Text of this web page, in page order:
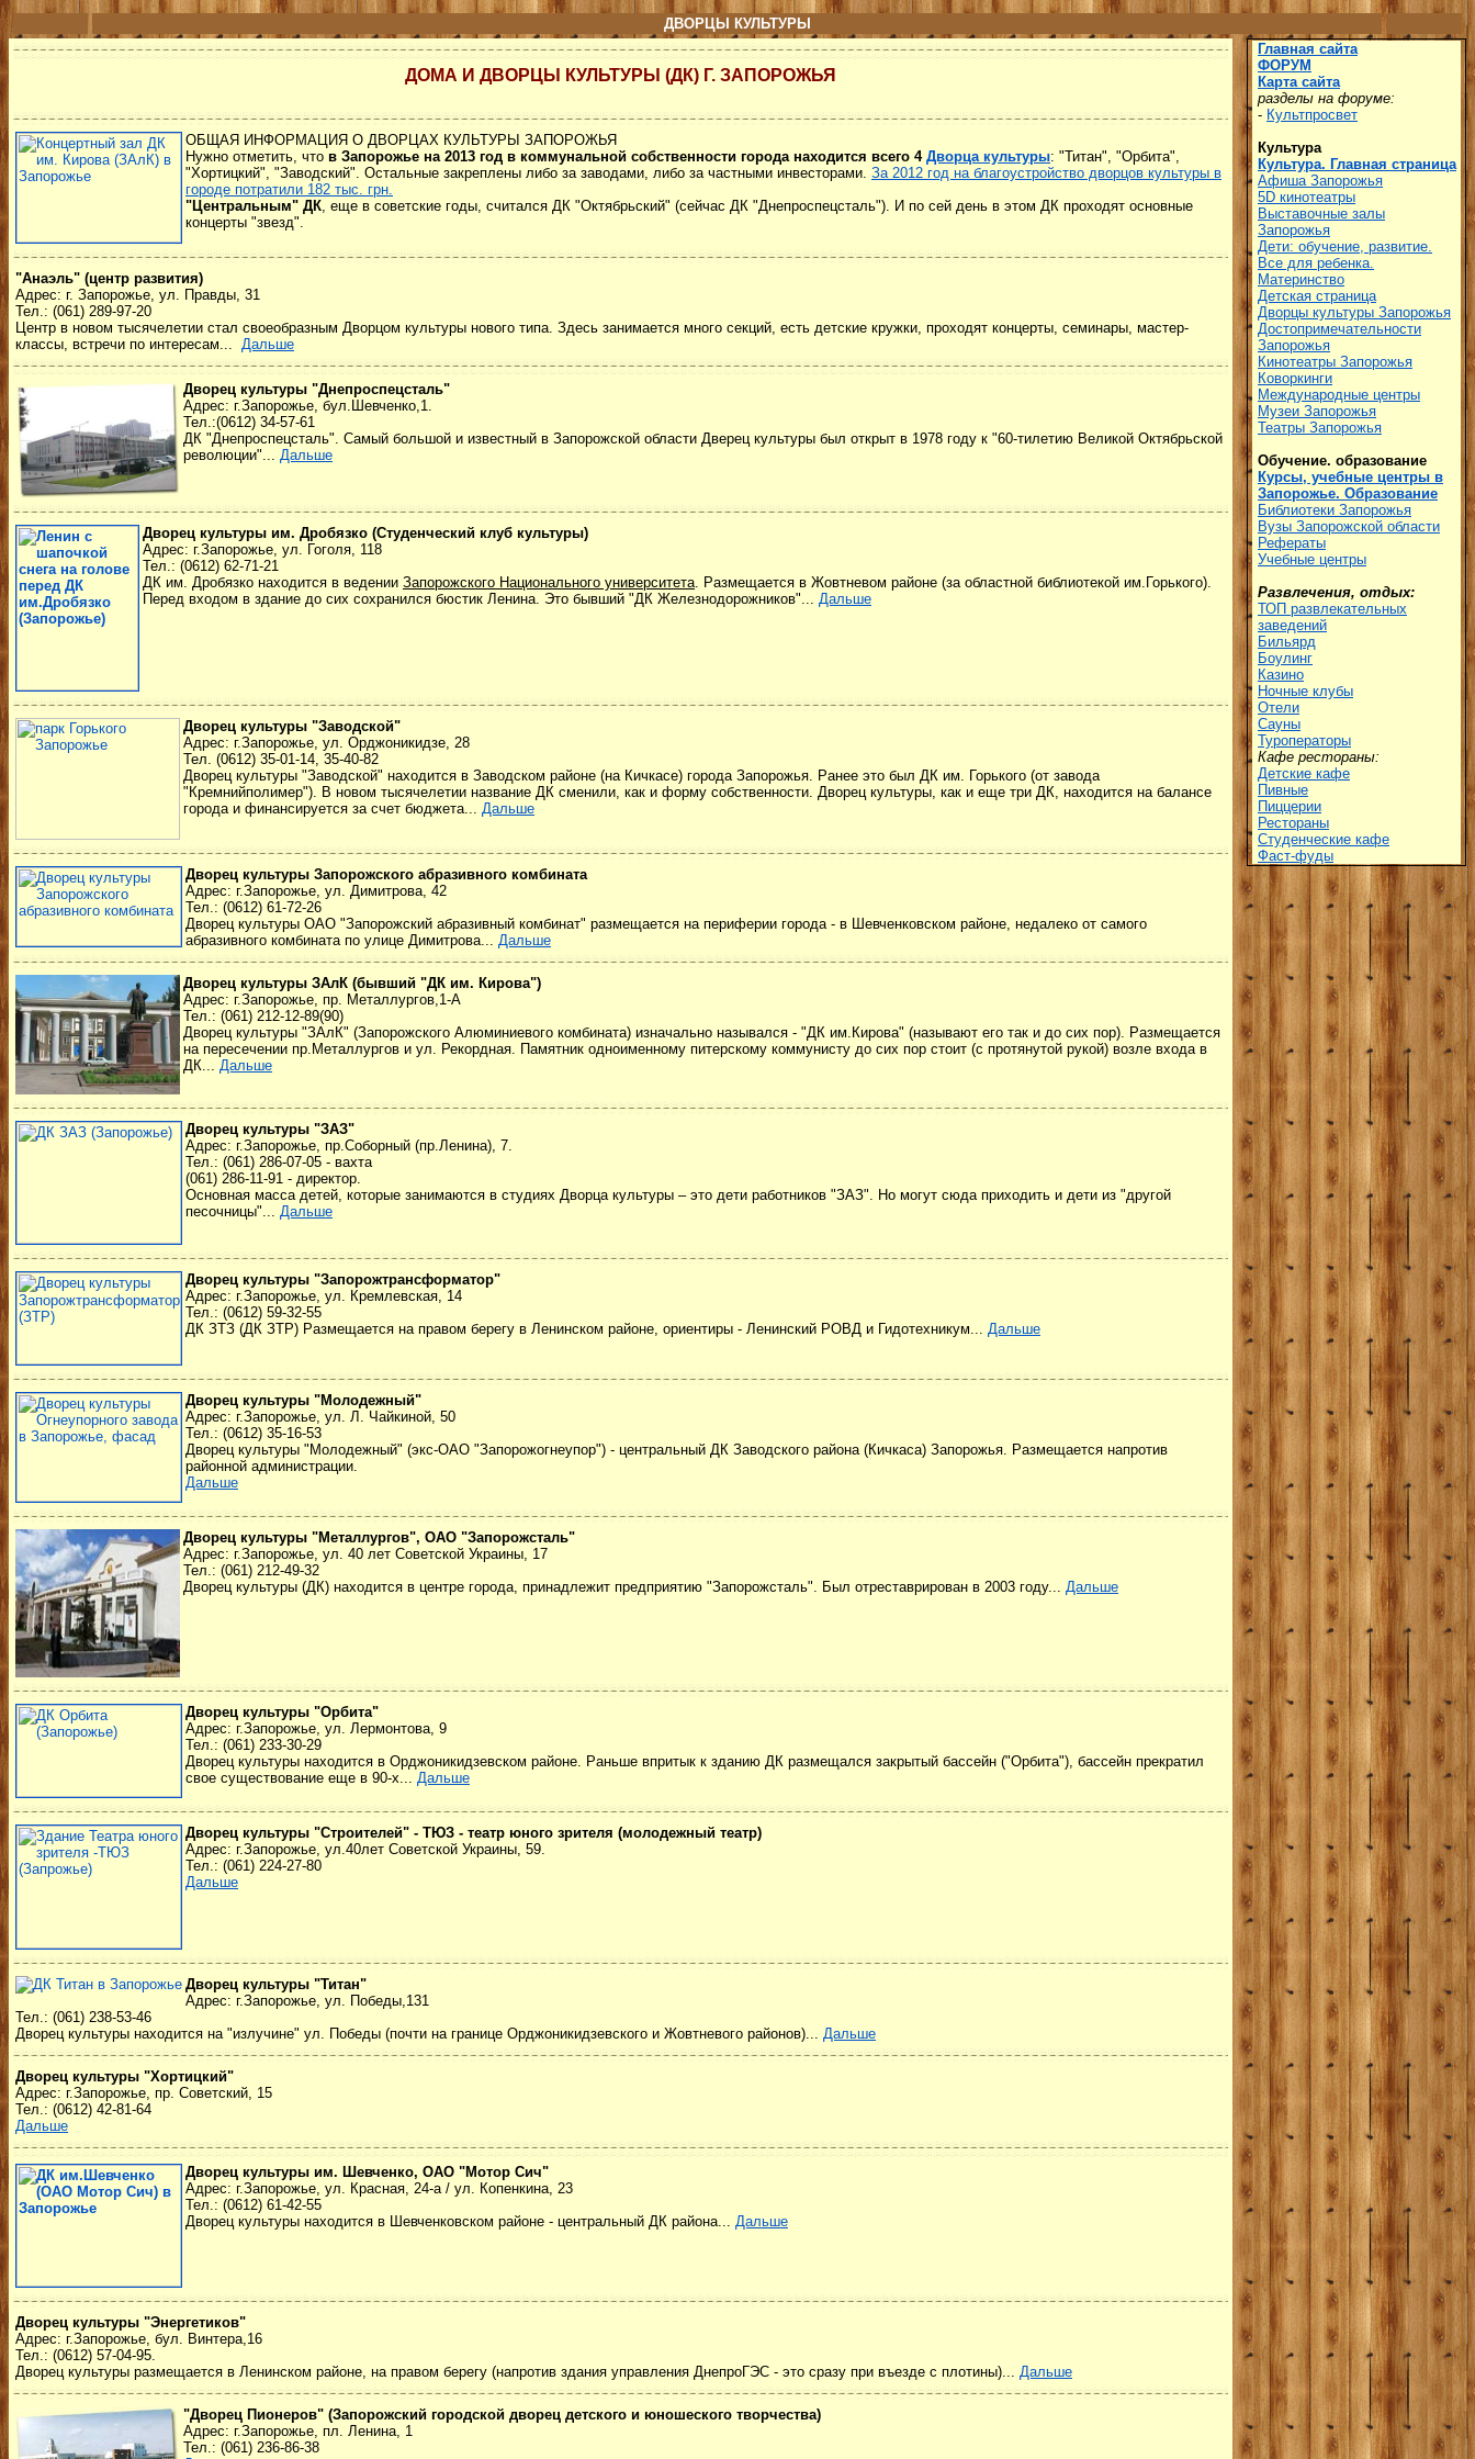
ДВОРЦЫ КУЛЬТУРЫ
ДОМА И ДВОРЦЫ КУЛЬТУРЫ (ДК) Г. ЗАПОРОЖЬЯ
ОБЩАЯ ИНФОРМАЦИЯ О ДВОРЦАХ КУЛЬТУРЫ ЗАПОРОЖЬЯ
Нужно отметить, что в Запорожье на 2013 год в коммунальной собственности города находится всего 4 Дворца культуры: "Титан", "Орбита",
"Хортицкий", "Заводский". Остальные закреплены либо за заводами, либо за частными инвесторами. За 2012 год на благоустройство дворцов культуры в
городе потратили 182 тыс. грн.
"Центральным" ДК, еще в советские годы, считался ДК "Октябрьский" (сейчас ДК "Днепроспецсталь"). И по сей день в этом ДК проходят основные
концерты "звезд".
"Анаэль" (центр развития)
Адрес: г. Запорожье, ул. Правды, 31
Тел.: (061) 289-97-20
Центр в новом тысячелетии стал своеобразным Дворцом культуры нового типа. Здесь занимается много секций, есть детские кружки, проходят концерты, семинары, мастер-
классы, встречи по интересам... Дальше
Дворец культуры "Днепроспецсталь"
Адрес: г.Запорожье, бул.Шевченко,1.
Тел.:(0612) 34-57-61
ДК "Днепроспецсталь". Самый большой и известный в Запорожской области Дверец культуры был открыт в 1978 году к "60-тилетию Великой Октябрьской
революции"... Дальше
Дворец культуры им. Дробязко (Студенческий клуб культуры)
Адрес: г.Запорожье, ул. Гоголя, 118
Тел.: (0612) 62-71-21
ДК им. Дробязко находится в ведении Запорожского Национального университета. Размещается в Жовтневом районе (за областной библиотекой им.Горького).
Перед входом в здание до сих сохранился бюстик Ленина. Это бывший "ДК Железнодорожников"... Дальше
Дворец культуры "Заводской"
Адрес: г.Запорожье, ул. Орджоникидзе, 28
Тел. (0612) 35-01-14, 35-40-82
Дворец культуры "Заводской" находится в Заводском районе (на Кичкасе) города Запорожья. Ранее это был ДК им. Горького (от завода
"Кремнийполимер"). В новом тысячелетии название ДК сменили, как и форму собственности. Дворец культуры, как и еще три ДК, находится на балансе
города и финансируется за счет бюджета... Дальше
Дворец культуры Запорожского абразивного комбината
Адрес: г.Запорожье, ул. Димитрова, 42
Тел.: (0612) 61-72-26
Дворец культуры ОАО "Запорожский абразивный комбинат" размещается на периферии города - в Шевченковском районе, недалеко от самого
абразивного комбината по улице Димитрова... Дальше
Дворец культуры ЗАлК (бывший "ДК им. Кирова")
Адрес: г.Запорожье, пр. Металлургов,1-А
Тел.: (061) 212-12-89(90)
Дворец культуры "ЗАлК" (Запорожского Алюминиевого комбината) изначально назывался - "ДК им.Кирова" (называют его так и до сих пор). Размещается
на пересечении пр.Металлургов и ул. Рекордная. Памятник одноименному питерскому коммунисту до сих пор стоит (с протянутой рукой) возле входа в
ДК... Дальше
Дворец культуры "ЗАЗ"
Адрес: г.Запорожье, пр.Соборный (пр.Ленина), 7.
Тел.: (061) 286-07-05 - вахта
(061) 286-11-91 - директор.
Основная масса детей, которые занимаются в студиях Дворца культуры – это дети работников "ЗАЗ". Но могут сюда приходить и дети из "другой
песочницы"... Дальше
Дворец культуры "Запорожтрансформатор"
Адрес: г.Запорожье, ул. Кремлевская, 14
Тел.: (0612) 59-32-55
ДК ЗТЗ (ДК ЗТР) Размещается на правом берегу в Ленинском районе, ориентиры - Ленинский РОВД и Гидотехникум... Дальше
Дворец культуры "Молодежный"
Адрес: г.Запорожье, ул. Л. Чайкиной, 50
Тел.: (0612) 35-16-53
Дворец культуры "Молодежный" (экс-ОАО "Запорожогнеупор") - центральный ДК Заводского района (Кичкаса) Запорожья. Размещается напротив
районной администрации.
Дальше
Дворец культуры "Металлургов", ОАО "Запорожсталь"
Адрес: г.Запорожье, ул. 40 лет Советской Украины, 17
Тел.: (061) 212-49-32
Дворец культуры (ДК) находится в центре города, принадлежит предприятию "Запорожсталь". Был отреставрирован в 2003 году... Дальше
Дворец культуры "Орбита"
Адрес: г.Запорожье, ул. Лермонтова, 9
Тел.: (061) 233-30-29
Дворец культуры находится в Орджоникидзевском районе. Раньше впритык к зданию ДК размещался закрытый бассейн ("Орбита"), бассейн прекратил
свое существование еще в 90-х... Дальше
Дворец культуры "Строителей" - ТЮЗ - театр юного зрителя (молодежный театр)
Адрес: г.Запорожье, ул.40лет Советской Украины, 59.
Тел.: (061) 224-27-80
Дальше
Дворец культуры "Титан"
Адрес: г.Запорожье, ул. Победы,131
Тел.: (061) 238-53-46
Дворец культуры находится на "излучине" ул. Победы (почти на границе Орджоникидзевского и Жовтневого районов)... Дальше
Дворец культуры "Хортицкий"
Адрес: г.Запорожье, пр. Советский, 15
Тел.: (0612) 42-81-64
Дальше
Дворец культуры им. Шевченко, ОАО "Мотор Сич"
Адрес: г.Запорожье, ул. Красная, 24-а / ул. Копенкина, 23
Тел.: (0612) 61-42-55
Дворец культуры находится в Шевченковском районе - центральный ДК района... Дальше
Дворец культуры "Энергетиков"
Адрес: г.Запорожье, бул. Винтера,16
Тел.: (0612) 57-04-95.
Дворец культуры размещается в Ленинском районе, на правом берегу (напротив здания управления ДнепроГЭС - это сразу при въезде с плотины)... Дальше
"Дворец Пионеров" (Запорожский городской дворец детского и юношеского творчества)
Адрес: г.Запорожье, пл. Ленина, 1
Тел.: (061) 236-86-38
Главная сайта
ФОРУМ
Карта сайта
разделы на форуме:
- Культпросвет
Культура
Культура. Главная страница
Афиша Запорожья
5D кинотеатры
Выставочные залы
Запорожья
Дети: обучение, развитие.
Все для ребенка.
Материнство
Детская страница
Дворцы культуры Запорожья
Достопримечательности
Запорожья
Кинотеатры Запорожья
Коворкинги
Международные центры
Музеи Запорожья
Театры Запорожья
Обучение. образование
Курсы, учебные центры в
Запорожье. Образование
Библиотеки Запорожья
Вузы Запорожской области
Рефераты
Учебные центры
Развлечения, отдых:
ТОП развлекательных
заведений
Бильярд
Боулинг
Казино
Ночные клубы
Отели
Сауны
Туроператоры
Кафе рестораны:
Детские кафе
Пивные
Пиццерии
Рестораны
Студенческие кафе
Фаст-фуды